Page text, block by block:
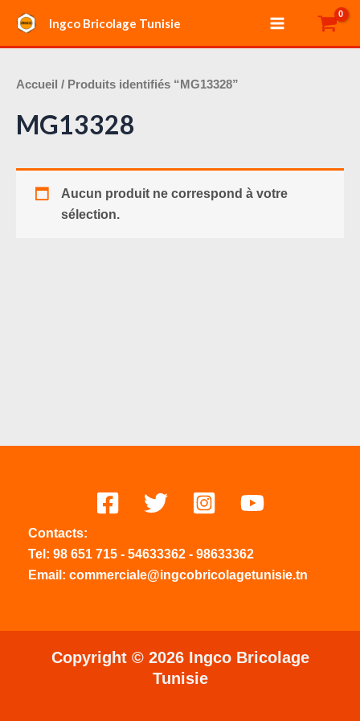
contenu
Ingco Bricolage Tunisie
Main
Menu
Accueil / Produits identifiés “MG13328”
MG13328
Aucun produit ne correspond à votre
sélection.
Contacts:
Tel: 98 651 715 - 54633362 - 98633362
Email: commerciale@ingcobricolagetunisie.tn
Copyright © 2026 Ingco Bricolage
Tunisie